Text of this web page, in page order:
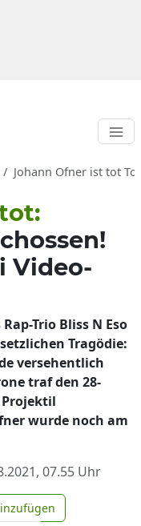
Johann Ofner ist tot
Video-
Trio Bliss N Eso
Tragödie:
versehentlich
traf den 28-
wurde noch am
07.55 Uhr
zu Google